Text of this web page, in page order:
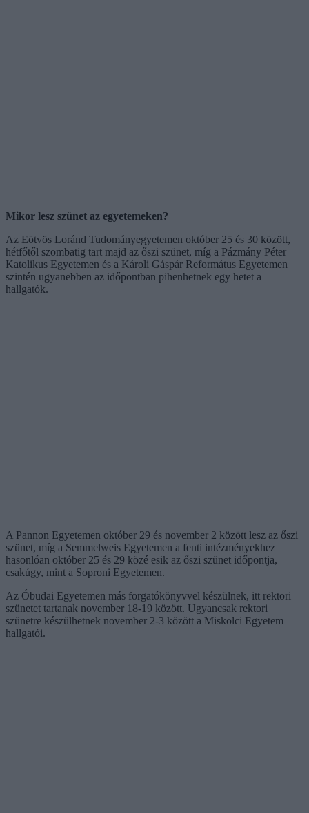
Mikor lesz szünet az egyetemeken?
Az Eötvös Loránd Tudományegyetemen október 25 és 30 között,
hétfőtől szombatig tart majd az őszi szünet, míg a Pázmány Péter
Katolikus Egyetemen és a Károli Gáspár Református Egyetemen
szintén ugyanebben az időpontban pihenhetnek egy hetet a
hallgatók.
A Pannon Egyetemen október 29 és november 2 között lesz az őszi
szünet, míg a Semmelweis Egyetemen a fenti intézményekhez
hasonlóan október 25 és 29 közé esik az őszi szünet időpontja,
csakúgy, mint a Soproni Egyetemen.
Az Óbudai Egyetemen más forgatókönyvvel készülnek, itt rektori
szünetet tartanak november 18-19 között. Ugyancsak rektori
szünetre készülhetnek november 2-3 között a Miskolci Egyetem
hallgatói.